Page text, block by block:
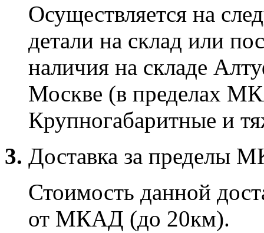
Осуществляется на
детали на склад или
наличия на складе
Москве (в пределах
Крупногабаритные и
3. Доставка за пределы
Стоимость данной
от МКАД (до 20км).